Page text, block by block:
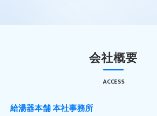
会社概要
ACCESS
給湯器本舗 本社事務所